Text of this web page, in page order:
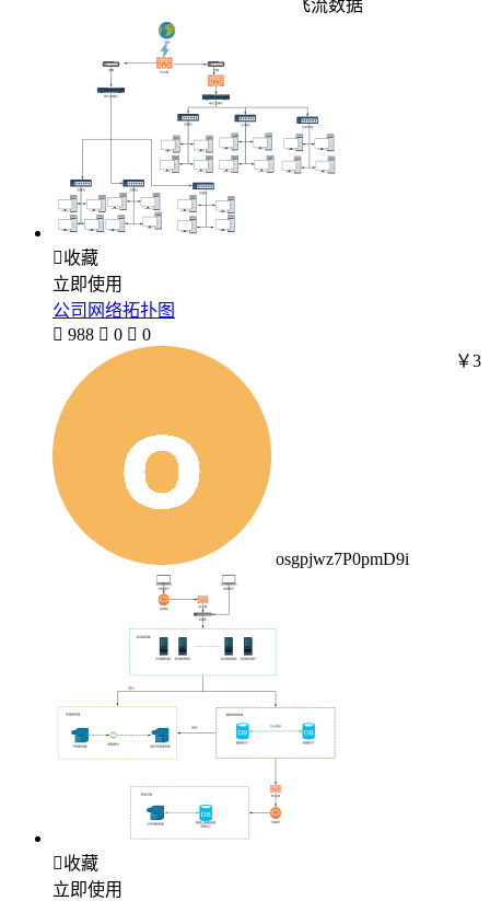
飞流数据
收藏
立即使用
公司网络拓扑图
 988  0  0
osgpjwz7P0pmD9i
￥3
收藏
立即使用